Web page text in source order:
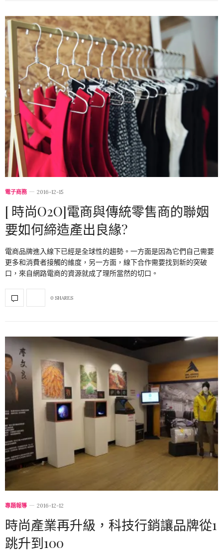
電子商務 2016-12-15
[ 時尚O2O]電商與傳統零售商的聯姻
要如何締造產出良緣?
電商品牌進入線下已經是全球性的趨勢。一方面是因為它們自己需要
更多和消費者接觸的維度，另一方面，線下合作需要找到新的突破
口，來自網路電商的資源就成了理所當然的切口。
0 SHARES
專題報導 2016-12-12
時尚產業再升級，科技行銷讓品牌從1
跳升到100